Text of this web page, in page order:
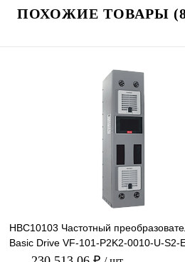
ПОХОЖИЕ ТОВАРЫ
HBC10103 Частотный
Basic Drive VF-101-P2K2-0010-U-S2-
220В, 2,2кВт, 10А